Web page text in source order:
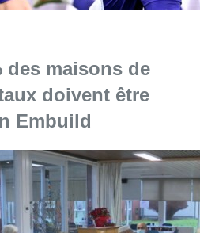
des maisons de
doivent être
Embuild